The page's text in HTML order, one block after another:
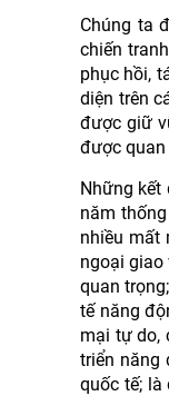
Chúng ta
chiến
phục hồi,
diện trên
được giữ
được quan
Những kết
năm
nhiều mất
ngoại giao
quan
tế năng
mại tự do,
triển năng
quốc tế; là